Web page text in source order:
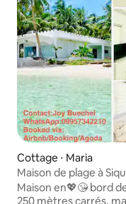
Cottage ⋅ Maria
Maison de plage à
Villa)
Maison en💖😘 bord
250 mètres carrés,